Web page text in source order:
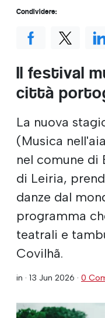
Il festival
città
La nuova
(Musica
nel comune di
di Leiria,
danze dal
programma
teatrali e
Covilhã.
in · 13 Jun 2026 · 0
Condividere: